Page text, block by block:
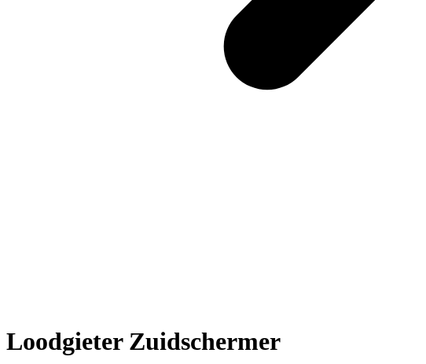
Loodgieter Zuidschermer